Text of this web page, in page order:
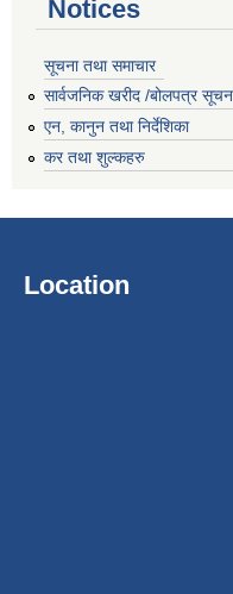
Notices
सूचना तथा समाचार
सार्वजनिक खरीद /बोलपत्र
एन, कानुन तथा निर्देशिका
कर तथा शुल्कहरु
Location